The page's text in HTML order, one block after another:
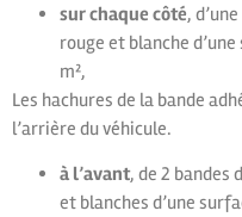
sur chaque côté,
rouge et blanche
m²,
Les hachures de la bande
l’arrière du véhicule.
à l’avant, de 2 bandes
et blanches d’une